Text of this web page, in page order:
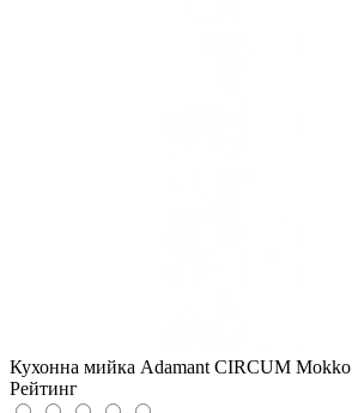
Кухонна мийка Adamant CIRCUM Mokko
Рейтинг